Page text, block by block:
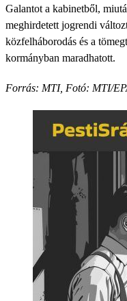
Galantot a kabinetből,
meghirdetett jogrendi
közfelháborodás és a
kormányban maradhatott.
Forrás: MTI, Fotó: MTI/